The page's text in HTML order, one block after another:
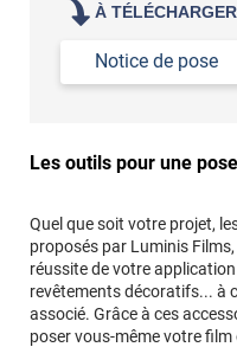
À TÉLÉCHARGER
Notice de pose
Les outils pour une
Quel que soit votre projet,
proposés par Luminis
réussite de votre
revêtements décoratifs... à
associé. Grâce à ces
poser vous-même votre